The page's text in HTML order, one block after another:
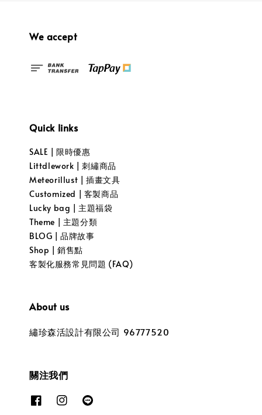
We accept
Quick links
SALE | 限時優惠
Littdlework | 刺繡商品
Meteorillust | 插畫文具
Customized | 客製商品
Lucky bag | 主題福袋
Theme | 主題分類
BLOG | 品牌故事
Shop | 銷售點
客製化服務常見問題 (FAQ)
About us
繡珍森活設計有限公司 96777520
關注我們